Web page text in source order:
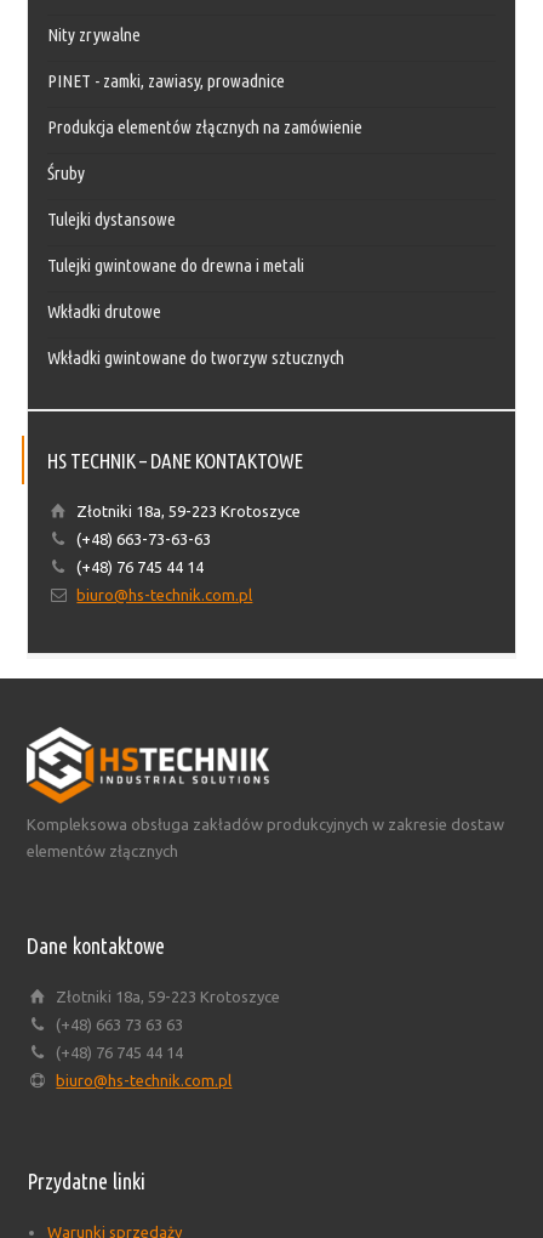
Nity zrywalne
PINET - zamki, zawiasy, prowadnice
Produkcja elementów złącznych na zamówienie
Śruby
Tulejki dystansowe
Tulejki gwintowane do drewna i metali
Wkładki drutowe
Wkładki gwintowane do tworzyw sztucznych
HS TECHNIK – DANE KONTAKTOWE
Złotniki 18a, 59-223 Krotoszyce
(+48) 663-73-63-63
(+48) 76 745 44 14
biuro@hs-technik.com.pl
Kompleksowa obsługa zakładów produkcyjnych w zakresie dostaw
elementów złącznych
Dane kontaktowe
Złotniki 18a, 59-223 Krotoszyce
(+48) 663 73 63 63
(+48) 76 745 44 14
biuro@hs-technik.com.pl
Przydatne linki
Warunki sprzedaży